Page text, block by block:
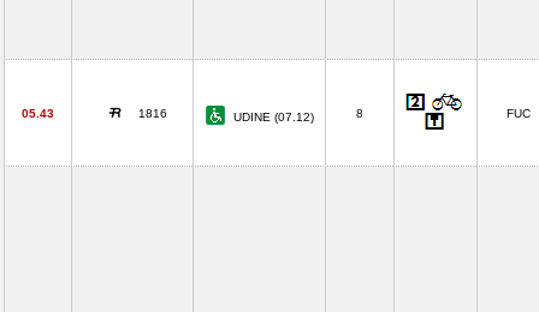
05.43 1816 UDINE (07.12) 8 FUC